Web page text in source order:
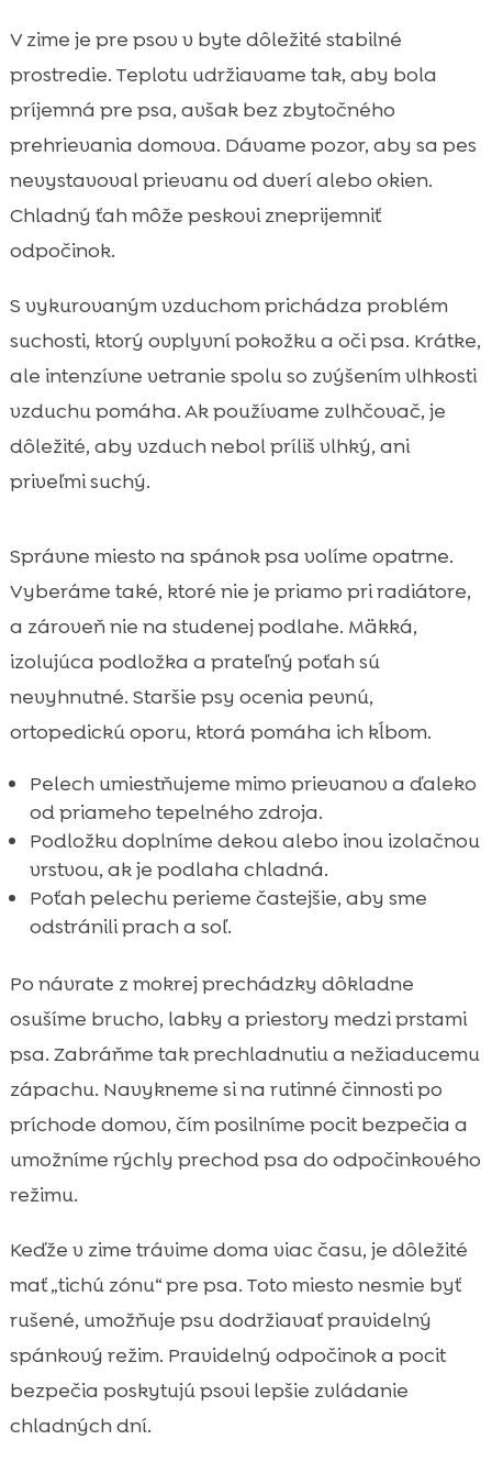
V zime je pre psov v byte dôležité stabilné
prostredie. Teplotu udržiavame tak, aby bola
príjemná pre psa, avšak bez zbytočného
prehrievania domova. Dávame pozor, aby sa pes
nevystavoval prievanu od dverí alebo okien.
Chladný ťah môže peskovi zneprijemniť
odpočinok.
S vykurovaným vzduchom prichádza problém
suchosti, ktorý ovplyvní pokožku a oči psa. Krátke,
ale intenzívne vetranie spolu so zvýšením vlhkosti
vzduchu pomáha. Ak používame zvlhčovač, je
dôležité, aby vzduch nebol príliš vlhký, ani
priveľmi suchý.
Správne miesto na spánok psa volíme opatrne.
Vyberáme také, ktoré nie je priamo pri radiátore,
a zároveň nie na studenej podlahe. Mäkká,
izolujúca podložka a prateľný poťah sú
nevyhnutné. Staršie psy ocenia pevnú,
ortopedickú oporu, ktorá pomáha ich kĺbom.
Pelech umiestňujeme mimo prievanov a ďaleko
od priameho tepelného zdroja.
Podložku doplníme dekou alebo inou izolačnou
vrstvou, ak je podlaha chladná.
Poťah pelechu perieme častejšie, aby sme
odstránili prach a soľ.
Po návrate z mokrej prechádzky dôkladne
osušíme brucho, labky a priestory medzi prstami
psa. Zabráňme tak prechladnutiu a nežiaducemu
zápachu. Navykneme si na rutinné činnosti po
príchode domov, čím posilníme pocit bezpečia a
umožníme rýchly prechod psa do odpočinkového
režimu.
Keďže v zime trávime doma viac času, je dôležité
mať „tichú zónu“ pre psa. Toto miesto nesmie byť
rušené, umožňuje psu dodržiavať pravidelný
spánkový režim. Pravidelný odpočinok a pocit
bezpečia poskytujú psovi lepšie zvládanie
chladných dní.